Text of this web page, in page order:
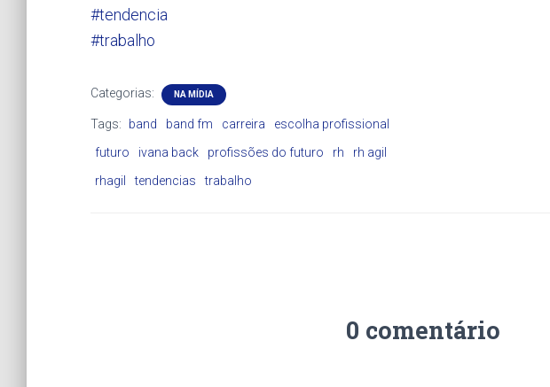
#tendencia
#trabalho
Categorias: NA MÍDIA
Tags: band band fm carreira
escolha profissional
futuro
ivana back profissões do futuro rh
rh agil
rhagil
tendencias trabalho
0 comentário